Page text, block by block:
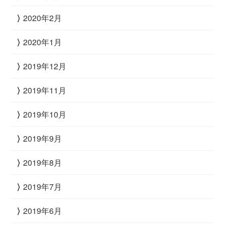
2020年2月
2020年1月
2019年12月
2019年11月
2019年10月
2019年9月
2019年8月
2019年7月
2019年6月